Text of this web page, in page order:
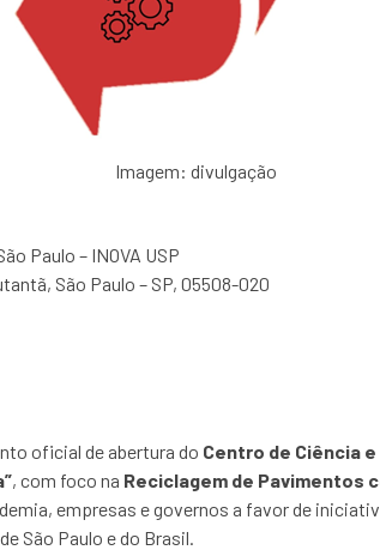
Imagem: divulgação
Paulo – INOVA USP
São Paulo – SP, 05508-020
oficial de abertura do Centro de Ciência
, com foco na Reciclagem de Pavimentos
empresas e governos a favor de
São Paulo e do Brasil.